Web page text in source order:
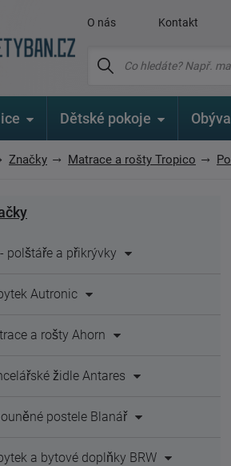
O nás Kontakt
Dětské pokoje
Značky Matrace a rošty Tropico
polštáře a přikrývky
Autronic
a rošty Ahorn
židle Antares
postele Blanář
a bytové doplňky BRW